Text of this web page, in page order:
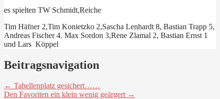
es spielten TW Schmidt,Reiche
Tim Häfner 2,Tim Konietzko 2,Sascha Lenhardt 8, Bastian Trapp 5,
Andreas Fischer 4. Max Sordon 3,Rene Zlamal 2, Bastian Ernst 1
und Lars Köppel
Beitragsnavigation
← Tabellenplatz gesichert……
Den Favoriten ein klein wenig geärgert →